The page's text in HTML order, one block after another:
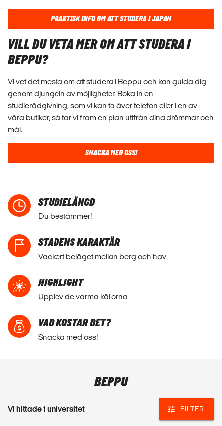
PRAKTISK INFO OM ATT STUDERA I JAPAN
VILL DU VETA MER OM ATT STUDERA I
BEPPU?
Vi vet det mesta om att studera i Beppu och kan guida dig
genom djungeln av möjligheter. Boka in en
studierådgivning, som vi kan ta äver telefon eller i en av
våra butiker, så tar vi fram en plan utifrån dina drömmar och
mål.
SNACKA MED OSS!
STUDIELÄNGD
Du bestämmer!
STADENS KARAKTÄR
Vackert beläget mellan berg och hav
HIGHLIGHT
Upplev de varma källorna
VAD KOSTAR DET?
Snacka med oss!
BEPPU
Vi hittade1 universitet FILTER